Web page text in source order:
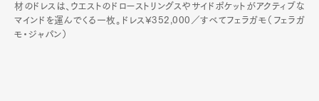
材のドレスは、ウエストのドローストリングスやサイドポケットがアクティブな
マインドを運んでくる一枚。ドレス¥352,000／すべてフェラガモ（フェラガ
モ・ジャパン）